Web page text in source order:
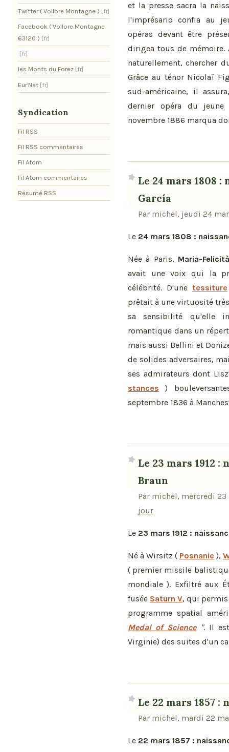
et la presse sacra la
l'imprésario confia au
opéras devant être
dirigea tous de
naturellement, chercher
Grâce au ténor Nicolaï
sud-américaine, il
dernier opéra du jeune
novembre 1886 marqua
Le 24 mars 1808
García
Par michel, jeudi 24
Le 24 mars 1808 :
Née à Paris, Maria-
avait une voix qui la
célébrité. D'une tessiture
prêtait à une virtuosité
sa sensibilité qu'elle
romantique dans un
mais aussi Bellini et
de solides adversaires,
ses admirateurs dont
stances )
septembre 1836 à
Le 23 mars 1912 :
Braun
Par michel, mercredi 23
jour
Le 23 mars 1912 :
Né à Wirsitz ( Posnanie ),
( premier missile
mondiale ). Exfiltré aux
fusée Saturn V, qui
programme spatial
Medal of Science". Il
Virginie) des suites d'un
Le 22 mars 1857 :
Par michel, mardi 22
Le 22 mars 1857 :
Twitter ( Vollore Montagne )
Facebook ( Vollore Montagne
63120 )
les Monts du Forez
Eur'Net
Syndication
Fil RSS
Fil RSS commentaires
Fil Atom
Fil Atom commentaires
Résumé RSS